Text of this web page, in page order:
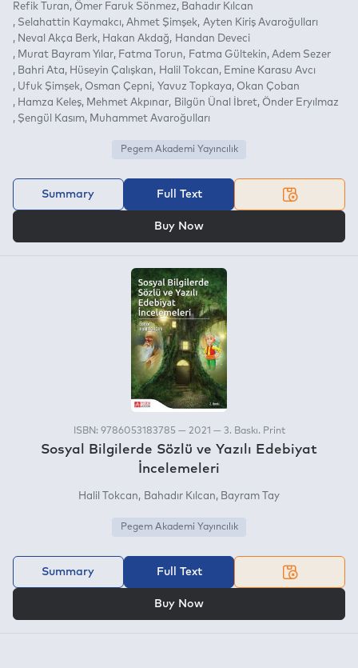
Refik Turan Ömer Faruk Sönmez
Bahadır Kılcan
Selahattin Kaymakcı Ahmet Şimşek Ayten Kiriş Avaroğulları
Neval Akça Berk
Hakan Akdağ
Handan Deveci
Murat Bayram Yılar
Fatma Torun Fatma Gültekin Adem Sezer
Bahri Ata
Hüseyin Çalışkan Halil Tokcan
Emine Karasu Avcı
Ufuk Şimşek Osman Çepni Yavuz Topkaya
Okan Çoban
Hamza Keleş
Mehmet Akpınar Bilgün Ünal İbret Önder Eryılmaz
Şengül Kasım
Muhammet Avaroğulları
Pegem Akademi Yayıncılık
Summary Full Text
Buy Now
ISBN: 9786053183785 — 2021 — 3. Baskı. Print
Sosyal Bilgilerde Sözlü ve Yazılı Edebiyat
İncelemeleri
Halil Tokcan Bahadır Kılcan Bayram Tay
Pegem Akademi Yayıncılık
Summary Full Text
Buy Now